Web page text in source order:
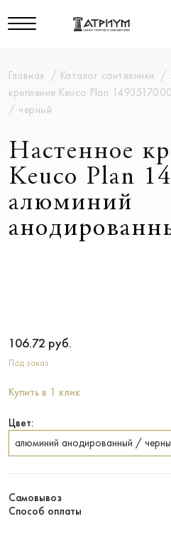
Главная Каталог сантехники
крепление Keuco Plan
/ черный
Настенное
Keuco Plan
алюминий
106.72 руб.
Под заказ
Купить в 1 клик
Цвет:
алюминий анодированный /
Самовывоз
Способ оплаты